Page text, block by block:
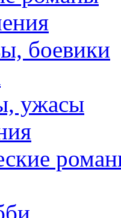
боевики
ужасы